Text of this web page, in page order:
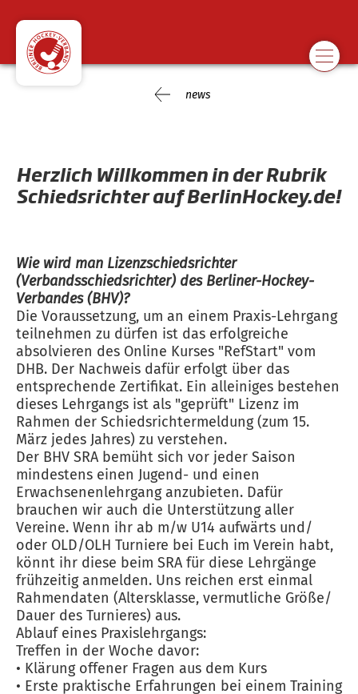
news
Herzlich Willkommen in der Rubrik
Schiedsrichter auf BerlinHockey.de!
Wie wird man Lizenzschiedsrichter
(Verbandsschiedsrichter) des Berliner-Hockey-
Verbandes (BHV)?
Die Voraussetzung, um an einem Praxis-Lehrgang
teilnehmen zu dürfen ist das erfolgreiche
absolvieren des Online Kurses "RefStart" vom
DHB. Der Nachweis dafür erfolgt über das
entsprechende Zertifikat. Ein alleiniges bestehen
dieses Lehrgangs ist als "geprüft" Lizenz im
Rahmen der Schiedsrichtermeldung (zum 15.
März jedes Jahres) zu verstehen.
Der BHV SRA bemüht sich vor jeder Saison
mindestens einen Jugend- und einen
Erwachsenenlehrgang anzubieten. Dafür
brauchen wir auch die Unterstützung aller
Vereine. Wenn ihr ab m/w U14 aufwärts und/
oder OLD/OLH Turniere bei Euch im Verein habt,
könnt ihr diese beim SRA für diese Lehrgänge
frühzeitig anmelden. Uns reichen erst einmal
Rahmendaten (Altersklasse, vermutliche Größe/
Dauer des Turnieres) aus.
Ablauf eines Praxislehrgangs:
Treffen in der Woche davor:
• Klärung offener Fragen aus dem Kurs
• Erste praktische Erfahrungen bei einem Training